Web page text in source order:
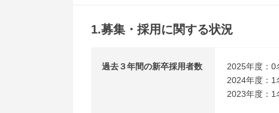
1.募集・採用に関する状況
過去３年間の新卒採用者数
2025年度：0
2024年度：1
2023年度：1